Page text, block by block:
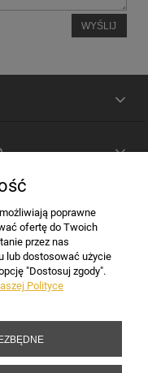
WYŚLIJ
poprawne
ofertę do Twoich
przez nas
lub dostosować użycie
"Dostosuj zgody".
Polityce